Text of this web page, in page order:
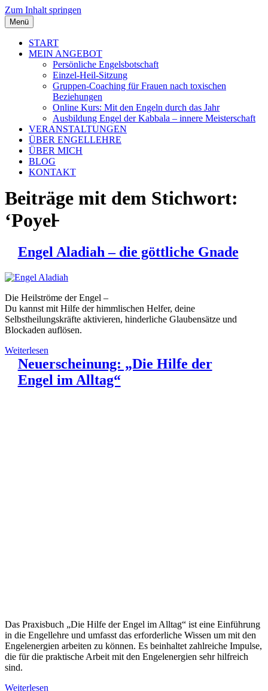
Zum Inhalt springen
Menü
START
MEIN ANGEBOT
Persönliche Engelsbotschaft
Einzel-Heil-Sitzung
Gruppen-Coaching für Frauen nach toxischen
Beziehungen
Online Kurs: Mit den Engeln durch das Jahr
Ausbildung Engel der Kabbala – innere Meisterschaft
VERANSTALTUNGEN
ÜBER ENGELLEHRE
ÜBER MICH
BLOG
KONTAKT
Beiträge mit dem Stichwort:
‘Poyel̵
Engel Aladiah – die göttliche Gnade
Die Heilströme der Engel –
Du kannst mit Hilfe der himmlischen Helfer, deine
Selbstheilungskräfte aktivieren, hinderliche Glaubensätze und
Blockaden auflösen.
Weiterlesen
Neuerscheinung: „Die Hilfe der
Engel im Alltag“
Das Praxisbuch „Die Hilfe der Engel im Alltag“ ist eine Einführung
in die Engellehre und umfasst das erforderliche Wissen um mit den
Engelenergien arbeiten zu können. Es beinhaltet zahlreiche Impulse,
die für die praktische Arbeit mit den Engelenergien sehr hilfreich
sind.
Weiterlesen